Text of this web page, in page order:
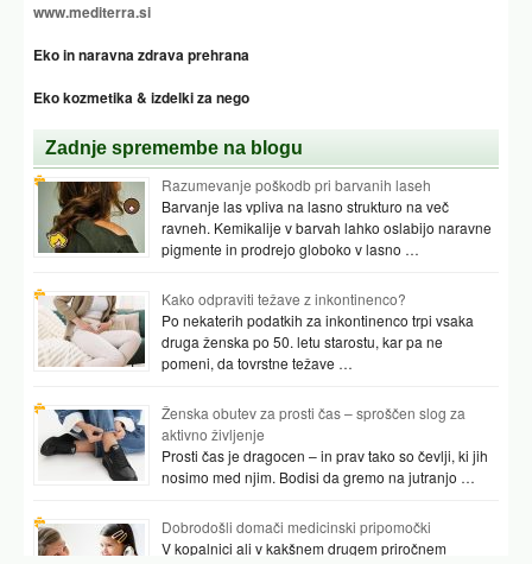
www.mediterra.si
Eko in naravna zdrava prehrana
Eko kozmetika & izdelki za nego
Zadnje spremembe na blogu
Razumevanje poškodb pri barvanih laseh
Barvanje las vpliva na lasno strukturo na več
ravneh. Kemikalije v barvah lahko oslabijo naravne
pigmente in prodrejo globoko v lasno …
Kako odpraviti težave z inkontinenco?
Po nekaterih podatkih za inkontinenco trpi vsaka
druga ženska po 50. letu starostu, kar pa ne
pomeni, da tovrstne težave …
Ženska obutev za prosti čas – sproščen slog za
aktivno življenje
Prosti čas je dragocen – in prav tako so čevlji, ki jih
nosimo med njim. Bodisi da gremo na jutranjo …
Dobrodošli domači medicinski pripomočki
V kopalnici ali v kakšnem drugem priročnem